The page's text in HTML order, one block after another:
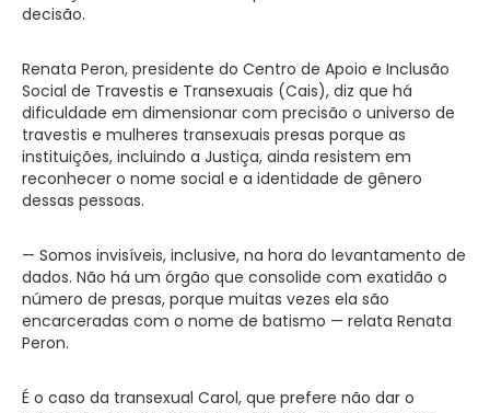
decisão.
Renata Peron, presidente do Centro de Apoio e Inclusão
Social de Travestis e Transexuais (Cais), diz que há
dificuldade em dimensionar com precisão o universo de
travestis e mulheres transexuais presas porque as
instituições, incluindo a Justiça, ainda resistem em
reconhecer o nome social e a identidade de gênero
dessas pessoas.
— Somos invisíveis, inclusive, na hora do levantamento de
dados. Não há um órgão que consolide com exatidão o
número de presas, porque muitas vezes ela são
encarceradas com o nome de batismo — relata Renata
Peron.
É o caso da transexual Carol, que prefere não dar o